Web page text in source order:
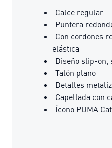
Calce regular
Puntera
Con cordones
elástica
Diseño slip-on,
Talón plano
Detalles
Capellada con
Ícono PUMA